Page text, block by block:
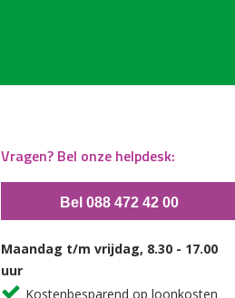
Vragen? Bel onze helpdesk:
Bel 088 472 42 00
Maandag t/m vrijdag, 8.30 - 17.00
uur
Kostenbesparend op loonkosten